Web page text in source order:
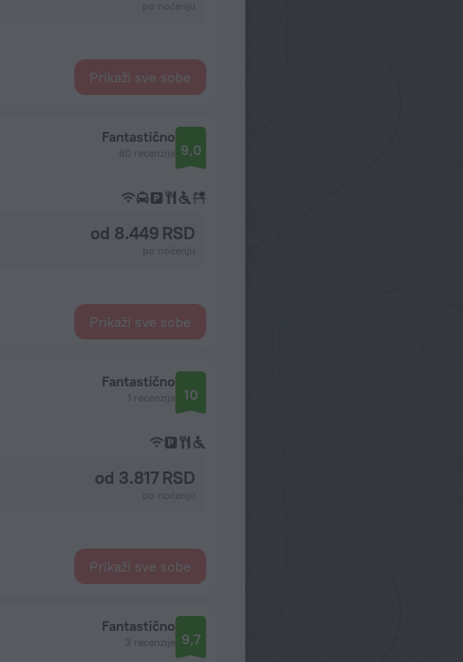
Prikaži sve sobe
Fantastično
80 recenzija 9,0
od 8.449 RSD
Prikaži sve sobe
Fantastično
1 recenzija 10
od 3.817 RSD
Prikaži sve sobe
Fantastično
3 recenzije 9,7